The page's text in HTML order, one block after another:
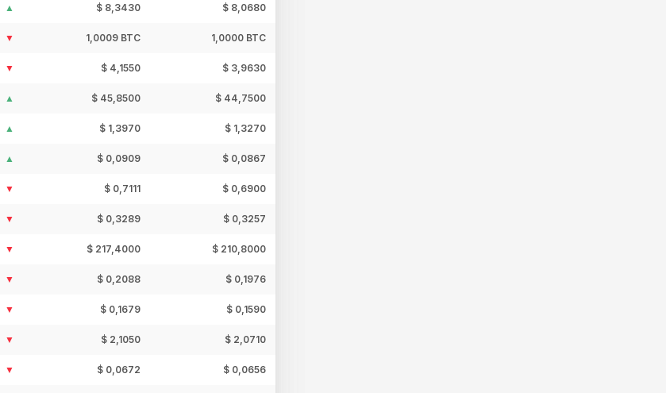
$ 8,3430 $ 8,0680
1,0009 BTC 1,0000 BTC
$ 4,1550 $ 3,9630
$ 45,8500 $ 44,7500
$ 1,3970 $ 1,3270
$ 0,0909 $ 0,0867
$ 0,7111 $ 0,6900
$ 0,3289 $ 0,3257
$ 217,4000 $ 210,8000
$ 0,2088 $ 0,1976
$ 0,1679 $ 0,1590
$ 2,1050 $ 2,0710
$ 0,0672 $ 0,0656